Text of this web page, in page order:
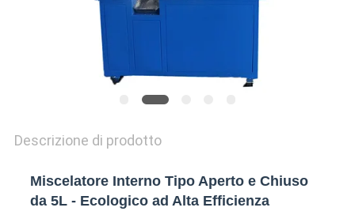
Descrizione di prodotto
Miscelatore Interno Tipo Aperto e Chiuso
da 5L - Ecologico ad Alta Efficienza